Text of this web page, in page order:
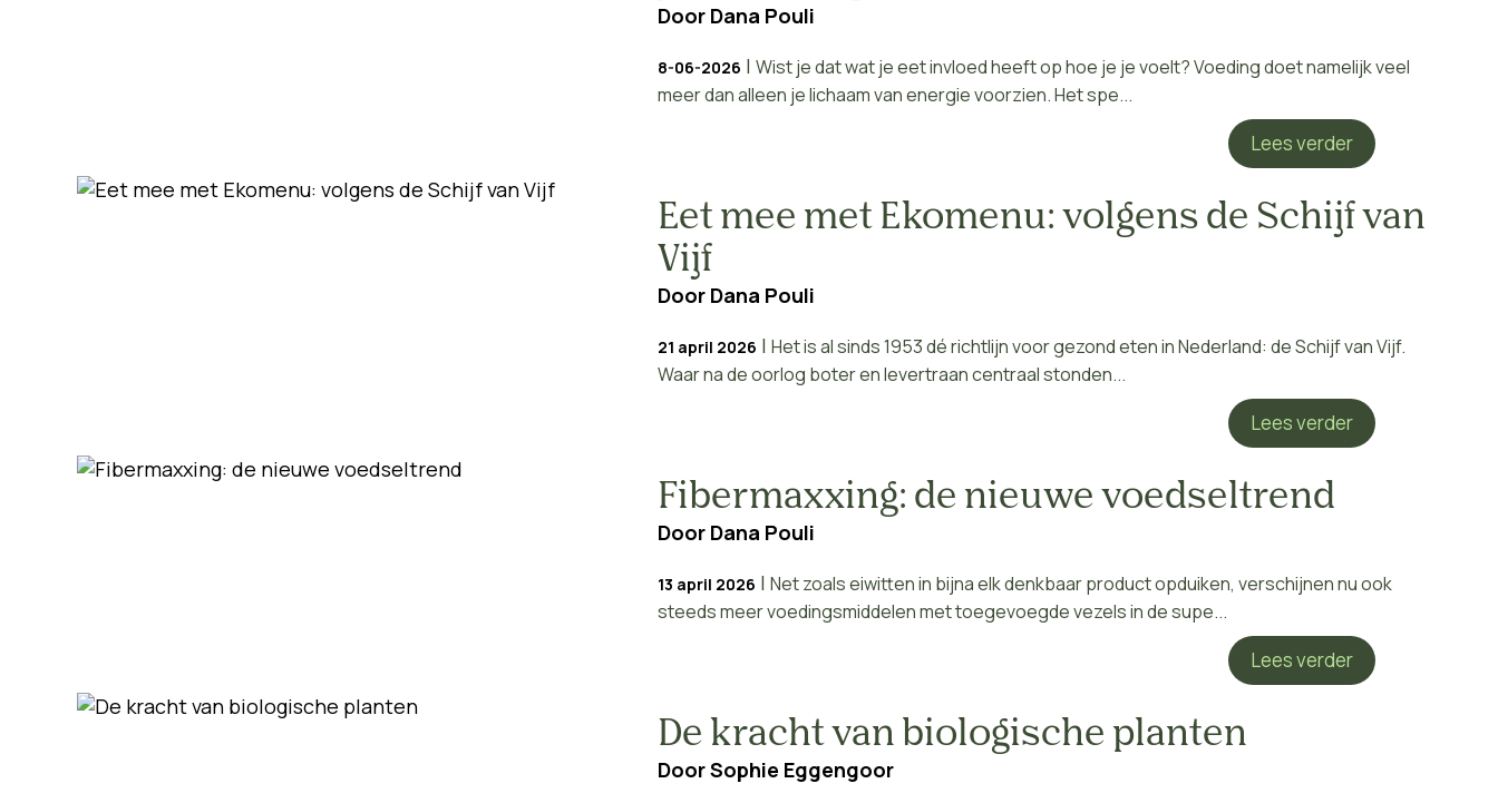
Door Dana Pouli
8-06-2026 | Wist je dat wat je eet invloed heeft op hoe je je voelt? Voeding doet namelijk veel
meer dan alleen je lichaam van energie voorzien. Het spe...
Lees verder
Eet mee met Ekomenu: volgens de Schijf van
Vijf
Door Dana Pouli
21 april 2026 | Het is al sinds 1953 dé richtlijn voor gezond eten in Nederland: de Schijf van Vijf.
Waar na de oorlog boter en levertraan centraal stonden...
Lees verder
Fibermaxxing: de nieuwe voedseltrend
Door Dana Pouli
13 april 2026 | Net zoals eiwitten in bijna elk denkbaar product opduiken, verschijnen nu ook
steeds meer voedingsmiddelen met toegevoegde vezels in de supe...
Lees verder
De kracht van biologische planten
DoorSophie Eggengoor